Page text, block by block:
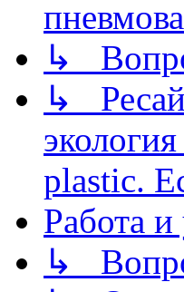
↳
↳
plastic.
Работа
↳